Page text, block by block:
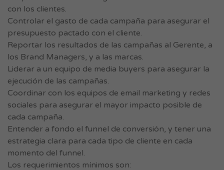
con los clientes.
Controlar el gasto de cada campaña para asegurar el
presupuesto pactado con el cliente.
Reportar los resultados de las campañas al Gerente, a
los Brand Managers, y a las marcas.
Liderar a un equipo de media buyers para asegurar la
ejecución de las campañas.
Coordinar con los equipos de email marketing y redes
sociales para asegurar el mayor impacto posible de
cada campaña.
Entender a fondo el funnel de conversión, y tener una
estrategia clara para cada tipo de cliente en cada
momento del funnel.
Los requerimientos mínimos son: